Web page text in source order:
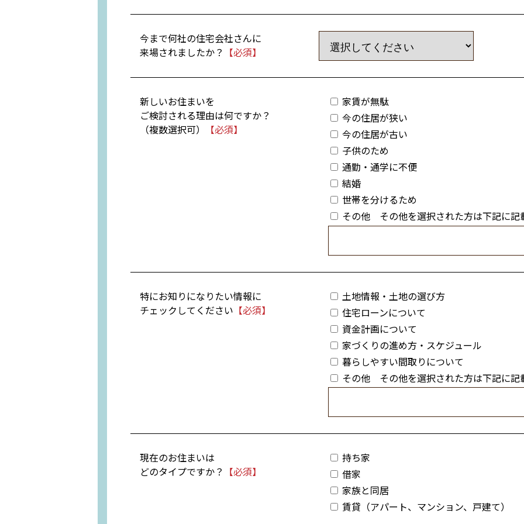
今まで何社の住宅会社さんに
来場されましたか？
新しいお住まいを
ご検討される理由は何ですか？
（複数選択可）
家賃が無駄
今の住居が狭い
今の住居が古い
子供のため
通勤・通学に不便
結婚
世帯を分けるため
その他 その他を選択された方は下記に記
特にお知りになりたい情報に
チェックしてください
土地情報・土地の選び方
住宅ローンについて
資金計画について
家づくりの進め方・スケジュール
暮らしやすい間取りについて
その他 その他を選択された方は下記に記
現在のお住まいは
どのタイプですか？
持ち家
借家
家族と同居
賃貸（アパート、マンション、戸建て）